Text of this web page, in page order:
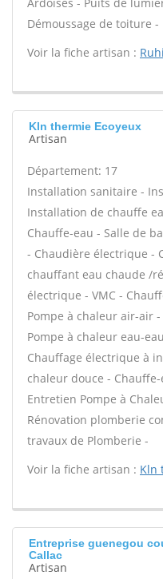
Démoussage de toiture
Voir la fiche artisan :
Kln thermie Ecoyeux
Artisan
Département: 17
Installation sanitaire -
Installation de chauffe
Chauffe-eau - Salle de
- Chaudière électrique -
chauffant eau chaude /
électrique - VMC -
Pompe à chaleur air-air
Pompe à chaleur eau-
Chauffage électrique à
chaleur douce -
Entretien Pompe à
Rénovation plomberie
travaux de Plomberie -
Voir la fiche artisan : Kln
Entreprise guenegou
Callac
Artisan